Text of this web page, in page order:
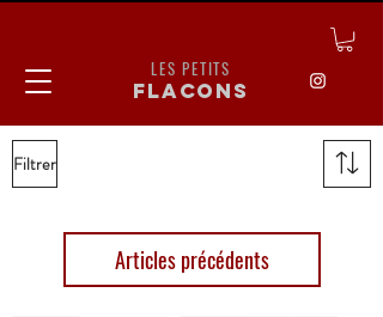
LES PETITS
flacons
Filtrer
Articles précédents